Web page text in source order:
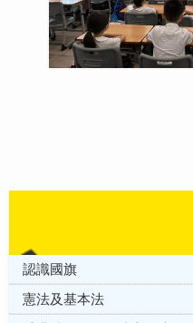
認識國旗
憲法及基本法